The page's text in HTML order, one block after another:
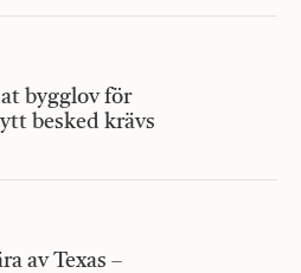
bygglov för
besked krävs
av Texas –